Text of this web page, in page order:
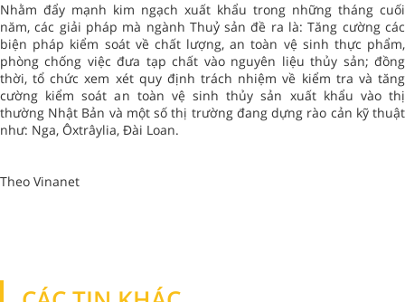
Nhằm đẩy mạnh kim ngạch xuất khẩu trong những tháng cuối
năm, các giải pháp mà ngành Thuỷ sản đề ra là: Tăng cường các
biện pháp kiểm soát về chất lượng, an toàn vệ sinh thực phẩm,
phòng chống việc đưa tạp chất vào nguyên liệu thủy sản; đồng
thời, tổ chức xem xét quy định trách nhiệm về kiểm tra và tăng
cường kiểm soát an toàn vệ sinh thủy sản xuất khẩu vào thị
thường Nhật Bản và một số thị trường đang dựng rào cản kỹ thuật
như: Nga, Ôxtrâylia, Đài Loan.
Theo Vinanet